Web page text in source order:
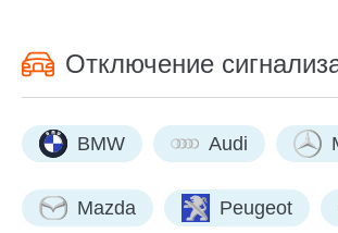
Отключение
BMW Audi
Mazda Peugeot